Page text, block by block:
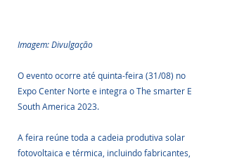
Imagem: Divulgação
O evento ocorre até quinta-feira (31/08) no
Expo Center Norte e integra o The smarter E
South America 2023.
A feira reúne toda a cadeia produtiva solar
fotovoltaica e térmica, incluindo fabricantes,